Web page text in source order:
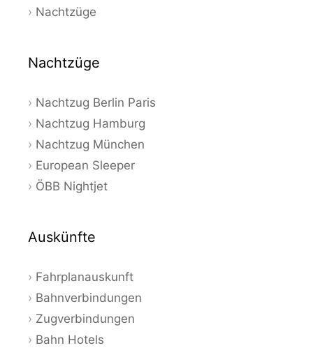
Nachtzüge
Nachtzüge
Nachtzug Berlin Paris
Nachtzug Hamburg
Nachtzug München
European Sleeper
ÖBB Nightjet
Auskünfte
Fahrplanauskunft
Bahnverbindungen
Zugverbindungen
Bahn Hotels